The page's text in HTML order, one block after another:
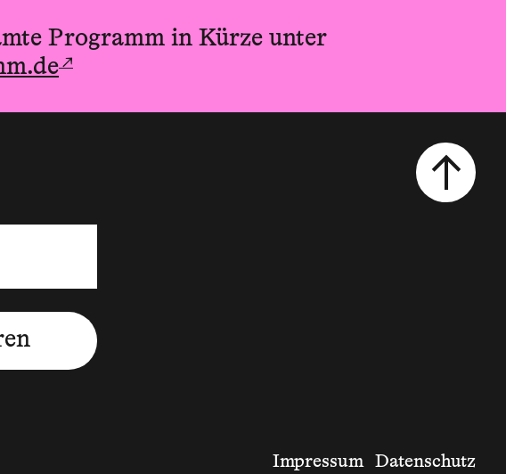
Programm in Kürze unter
↗
Impressum Datenschutz